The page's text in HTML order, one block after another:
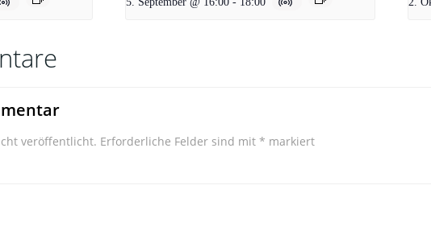
veröffentlicht. Erforderliche Felder sind mit * markiert